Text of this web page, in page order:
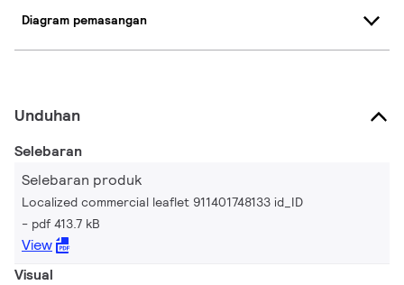
Diagram pemasangan
Unduhan
Selebaran
Selebaran produk
Localized commercial leaflet 911401748133 id_ID
pdf 413.7 kB
View
Visual